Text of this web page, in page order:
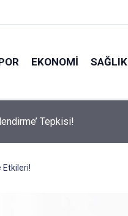
EKONOMI SAĞLIK
Almayın!
Etkileri!